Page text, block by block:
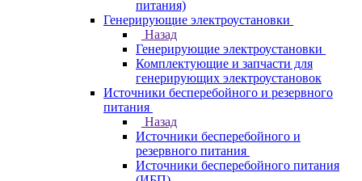
питания)
Генерирующие электроустановки
Назад
Генерирующие электроустановки
Комплектующие и запчасти для
генерирующих электроустановок
Источники бесперебойного и резервного
питания
Назад
Источники бесперебойного и
резервного питания
Источники бесперебойного питания